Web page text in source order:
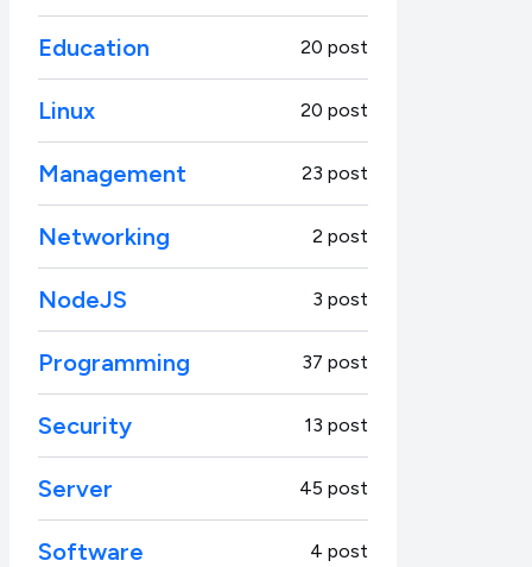
Education 20 post
Linux 20 post
Management 23 post
Networking 2 post
NodeJS 3 post
Programming 37 post
Security 13 post
Server 45 post
Software 4 post